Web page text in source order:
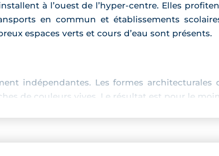
à l’ouest de l’hyper-centre. Elles
en commun et établissements
espaces verts et cours d’eau sont présents.
indépendantes. Les formes
de couleurs vives. Le résultat est pour le